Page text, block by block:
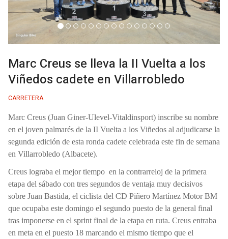
Marc Creus se lleva la II Vuelta a los
Viñedos cadete en Villarrobledo
CARRETERA
Marc Creus (Juan Giner-Ulevel-Vitaldinsport) inscribe su nombre
en el joven palmarés de la II Vuelta a los Viñedos al adjudicarse la
segunda edición de esta ronda cadete celebrada este fin de semana
en Villarrobledo (Albacete).
Creus lograba el mejor tiempo en la contrarreloj de la primera
etapa del sábado con tres segundos de ventaja muy decisivos
sobre Juan Bastida, el ciclista del CD Piñero Martínez Motor BM
que ocupaba este domingo el segundo puesto de la general final
tras imponerse en el sprint final de la etapa en ruta. Creus entraba
en meta en el puesto 18 marcando el mismo tiempo que el